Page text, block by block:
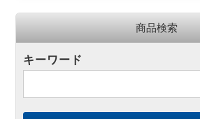
商品検索
キーワード